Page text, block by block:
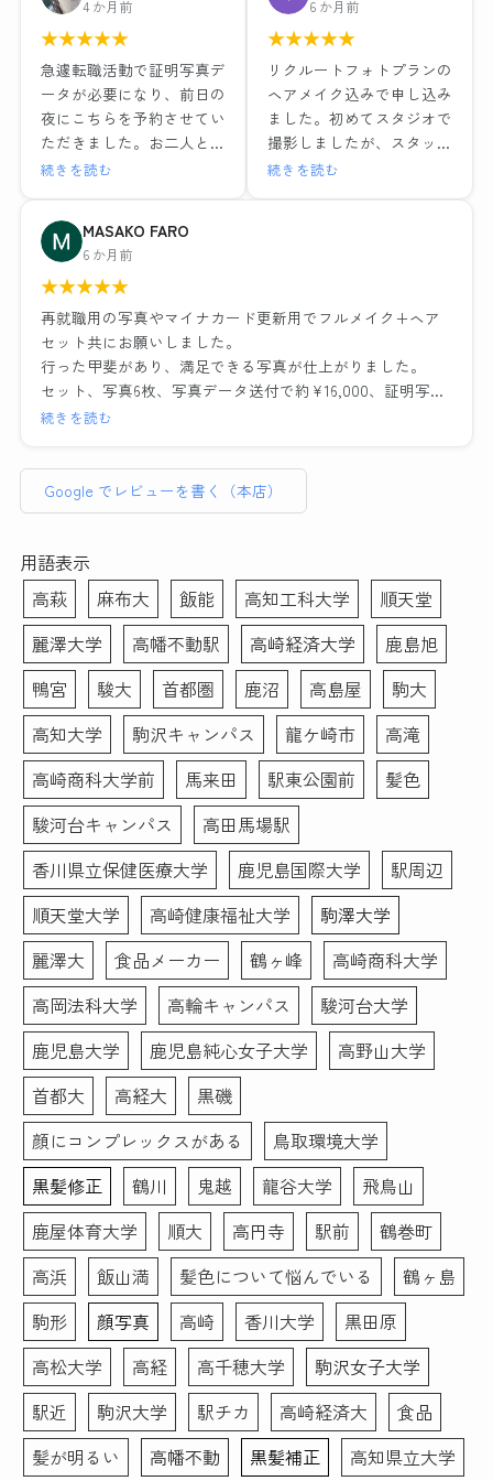
お世話になりました。結果
的にとても満足しました。
1組ごとの撮影で落ち着い
た環境と、ヘアメイクや撮
影も担当の方がとても丁寧
な対応でした。レタッチも
その場で説明を受けながら
多く頂けました。お二人に
感謝の気持ちでいっぱいで
す。
15,979円（税込）
ヘアメイクも撮影もレタッ
チも全て大満足でした！！
最近よくある就活写真専門
のチェーン店とは一つ一つ
の工程の丁寧さが全然違い
くださるので、他店でガッ
カリした経験がある方には
是非おすすめしたい。
わたしのように撮り直しで
素敵な写真を作成いただ
した。
4 か月前
★★★★★
急遽転職活動で証明写真デ
ータが必要になり、前日の
夜にこちらを予約させてい
ただきました。お二人とも
とても優しい方でメイクも
はそのまま社員証に使って
も問題ないくらい綺麗に仕
上げていただき、データも
即日送っていただけたので
大変助かりました。
ノーメイクで、と準備のと
ころに記載されてましたが
どうしても眉だけは描いて
までも大丈夫ですよ〜と優
しく仰ってくださったの
けることに抵抗ある女性が
いらっしゃいましたらすぐ
落とせる最低限のメイク
(眉描くだけ等)はしても大
丈夫だと思います。(私は
メイク前にすぐ眉ラインを
クレンジングシートで落と
しました)
また、メイク＆ヘアセット
もお任せでとにかく納得の
いく写真が欲しい！という
場合は1時間以上かけてが
っつりやってくださるので
撮影後に予定入れる場合は
余裕もった方がいいと思い
ました！
こちらのお写真を提出して
転職活動頑張ります！あり
がとうございました！
続きを読む
6 か月前
★★★★★
リクルートフォトプランの
ヘアメイク込みで申し込み
ました。初めてスタジオで
撮影しましたが、スタッフ
の方が笑顔で話しやすい雰
にも答えていただきとても
撮影の時に顔の角度や傾
き、服や髪の毛の乱れなど
なりました。修正も細かい
ところまで丁寧に手作業で
した。写真を選ぶ際や表情
などのアドバイスもあった
ので初めての方にもおすす
めです。データも複数背景
のもの、修正あり・なしの
もの、シールでいただける
ので助かりました。この度
はありがとうございまし
た！！
続きを読む
MASAKO FARO
6 か月前
★★★★★
再就職用の写真やマイナカード更新用でフルメイク+ヘア
セット共にお願いしました。
行った甲斐があり、満足できる写真が仕上がりました。
セット、写真6枚、写真データ送付で約¥16,000、証明写真
のボックスに入って撮れば数百円・・・決して安くはあり
普段被写体になることがなく、スーツ姿になる事も滅多に
ました。
そのような者でも、メイクさんとカメラマンさんお二方は
丁寧に話を聞き出し、素敵な写真を撮りましょうと寄り添
って下さいました。
メイクは特別な事はなく、けれどどう写り込むかを計算し
たプロのメイクアップです。せっかくキチンと撮影しても
らうなら、下手に素人が手を入れるより、プロにやっても
らう方がより満足度が高い写真が出来るかもと思いお願い
したのですが、正解でした。
撮影後、要すれば修整してもらえます。カメラマンさんと
相談しつつ、写真画像を見つつ修整していくので、不安な
く仕上がりました。
写真だけで当落が決まるとは思いません。しかし今回キチ
ンと写真を撮ってもらった事が、思いのほか自分を客観的
に振り返るきっかけとなりました。そういった副次的なこ
とも含め、「リクルート写真」はオススメできると思いま
す。ありがとうございました。
続きを読む
Google でレビューを書く（本店）
用語表示
高萩
麻布大 飯能 高知工科大学
順天堂
麗澤大学
高幡不動駅 高崎経済大学
鹿島旭
鴨宮
駿大 首都圏 鹿沼 高島屋
駒大
高知大学
駒沢キャンパス 龍ケ崎市
高滝
高崎商科大学前
馬来田 駅東公園前
髪色
駿河台キャンパス
高田馬場駅
香川県立保健医療大学
鹿児島国際大学
駅周辺
順天堂大学
高崎健康福祉大学
駒澤大学
麗澤大
食品メーカー 鶴ヶ峰
高崎商科大学
高岡法科大学
高輪キャンパス
駿河台大学
鹿児島大学
鹿児島純心女子大学
高野山大学
首都大
高経大
黒磯
顔にコンプレックスがある
鳥取環境大学
黒髪修正
鶴川 鬼越 龍谷大学
飛鳥山
鹿屋体育大学
順大 高円寺 駅前
鶴巻町
高浜
飯山満 髪色について悩んでいる
鶴ヶ島
駒形
顔写真 高崎 香川大学
黒田原
高松大学
高経 高千穂大学
駒沢女子大学
駅近
駒沢大学 駅チカ 高崎経済大
食品
髪が明るい
高幡不動 黒髪補正
高知県立大学